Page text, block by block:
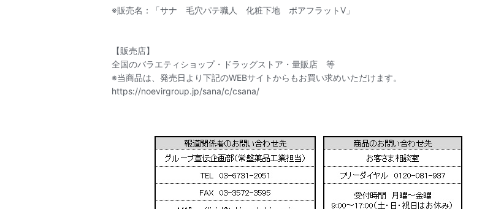
※販売名：「サナ 毛穴パテ職人 化粧下地 ポアフラットV」
【販売店】
全国のバラエティショップ・ドラッグストア・量販店 等
※当商品は、発売日より下記のWEBサイトからもお買い求めいただけます。
https://noevirgroup.jp/sana/c/csana/